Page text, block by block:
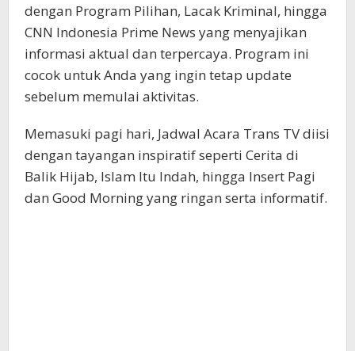
dengan Program Pilihan, Lacak Kriminal, hingga
CNN Indonesia Prime News yang menyajikan
informasi aktual dan terpercaya. Program ini
cocok untuk Anda yang ingin tetap update
sebelum memulai aktivitas.
Memasuki pagi hari, Jadwal Acara Trans TV diisi
dengan tayangan inspiratif seperti Cerita di
Balik Hijab, Islam Itu Indah, hingga Insert Pagi
dan Good Morning yang ringan serta informatif.